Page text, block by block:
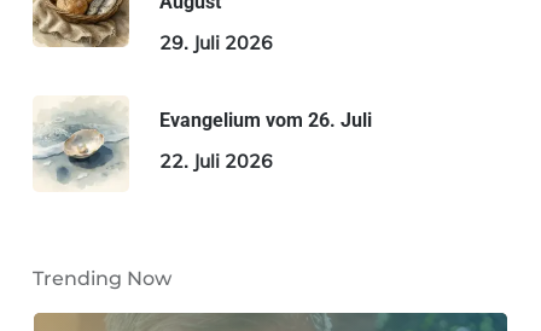
29. Juli 2026
Evangelium vom 26. Juli
22. Juli 2026
Trending Now